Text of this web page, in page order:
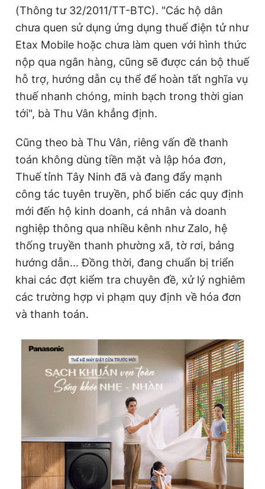
(Thông tư 32/2011/TT-BTC). "Các hộ dân
chưa quen sử dụng ứng dụng thuế điện tử như
Etax Mobile hoặc chưa làm quen với hình thức
nộp qua ngân hàng, cũng sẽ được cán bộ thuế
hỗ trợ, hướng dẫn cụ thể để hoàn tất nghĩa vụ
thuế nhanh chóng, minh bạch trong thời gian
tới", bà Thu Vân khẳng định.
Cũng theo bà Thu Vân, riêng vấn đề thanh
toán không dùng tiền mặt và lập hóa đơn,
Thuế tỉnh Tây Ninh đã và đang đẩy mạnh
công tác tuyên truyền, phổ biến các quy định
mới đến hộ kinh doanh, cá nhân và doanh
nghiệp thông qua nhiều kênh như Zalo, hệ
thống truyền thanh phường xã, tờ rơi, bảng
hướng dẫn... Đồng thời, đang chuẩn bị triển
khai các đợt kiểm tra chuyên đề, xử lý nghiêm
các trường hợp vi phạm quy định về hóa đơn
và thanh toán.